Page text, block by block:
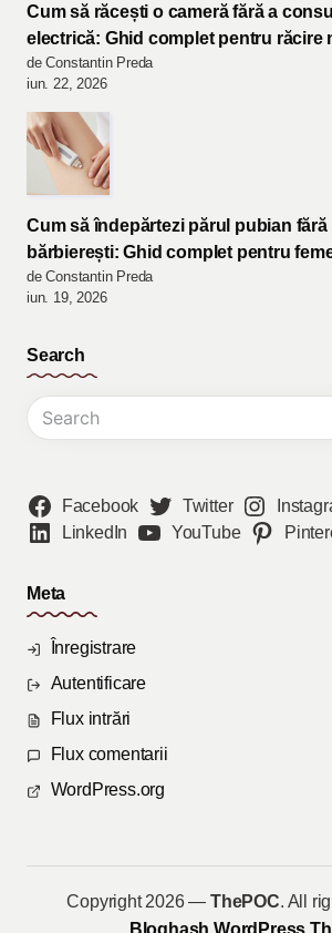
Cum să răcești o cameră fără a
electrică: Ghid complet pentru răcire
de Constantin Preda
iun. 22, 2026
Cum să îndepărtezi părul pubian fără
bărbierești: Ghid complet pentru
de Constantin Preda
iun. 19, 2026
Search
Facebook Twitter
LinkedIn
YouTube
Meta
Înregistrare
Autentificare
Flux intrări
Flux comentarii
WordPress.org
Copyright 2026 —ThePOC. All
Bloghash WordPress